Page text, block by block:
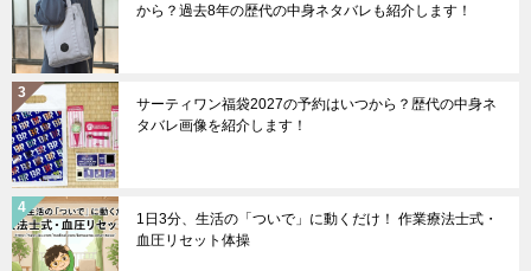
から？過去8年の歴代の中身ネタバレも紹介します！
サーティワン福袋2027の予約はいつから？歴代の中身ネ
タバレ画像を紹介します！
1日3分、生活の「ついで」に動くだけ！ 作業療法士式・
血圧リセット体操